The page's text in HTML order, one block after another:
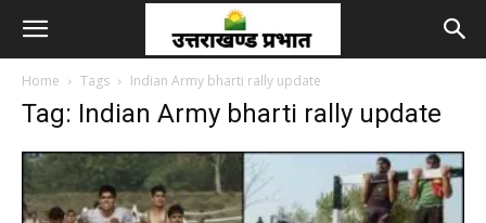
Home Tags Indian Army bharti rally update
Tag: Indian Army bharti rally update